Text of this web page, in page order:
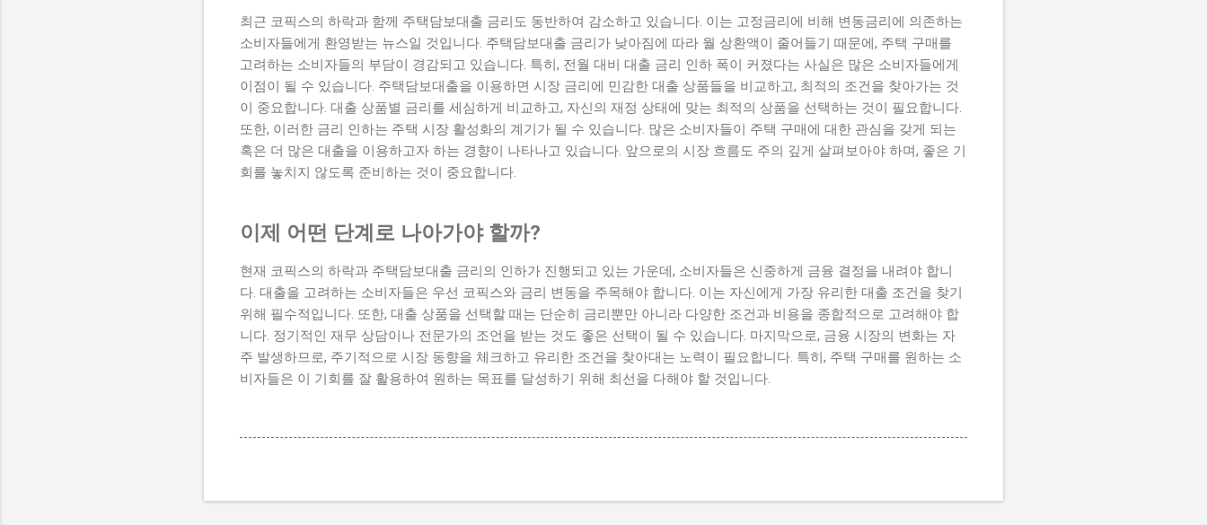
최근 코픽스의 하락과 함께 주택담보대출 금리도 동반하여 감소하고 있습니다. 이는 고정금리에 비해 변동금리에 의존하는
소비자들에게 환영받는 뉴스일 것입니다. 주택담보대출 금리가 낮아짐에 따라 월 상환액이 줄어들기 때문에, 주택 구매를
고려하는 소비자들의 부담이 경감되고 있습니다. 특히, 전월 대비 대출 금리 인하 폭이 커졌다는 사실은 많은 소비자들에게
이점이 될 수 있습니다. 주택담보대출을 이용하면 시장 금리에 민감한 대출 상품들을 비교하고, 최적의 조건을 찾아가는 것
이 중요합니다. 대출 상품별 금리를 세심하게 비교하고, 자신의 재정 상태에 맞는 최적의 상품을 선택하는 것이 필요합니다.
또한, 이러한 금리 인하는 주택 시장 활성화의 계기가 될 수 있습니다. 많은 소비자들이 주택 구매에 대한 관심을 갖게 되는
혹은 더 많은 대출을 이용하고자 하는 경향이 나타나고 있습니다. 앞으로의 시장 흐름도 주의 깊게 살펴보아야 하며, 좋은 기
회를 놓치지 않도록 준비하는 것이 중요합니다.
이제 어떤 단계로 나아가야 할까?
현재 코픽스의 하락과 주택담보대출 금리의 인하가 진행되고 있는 가운데, 소비자들은 신중하게 금융 결정을 내려야 합니
다. 대출을 고려하는 소비자들은 우선 코픽스와 금리 변동을 주목해야 합니다. 이는 자신에게 가장 유리한 대출 조건을 찾기
위해 필수적입니다. 또한, 대출 상품을 선택할 때는 단순히 금리뿐만 아니라 다양한 조건과 비용을 종합적으로 고려해야 합
니다. 정기적인 재무 상담이나 전문가의 조언을 받는 것도 좋은 선택이 될 수 있습니다. 마지막으로, 금융 시장의 변화는 자
주 발생하므로, 주기적으로 시장 동향을 체크하고 유리한 조건을 찾아대는 노력이 필요합니다. 특히, 주택 구매를 원하는 소
비자들은 이 기회를 잘 활용하여 원하는 목표를 달성하기 위해 최선을 다해야 할 것입니다.